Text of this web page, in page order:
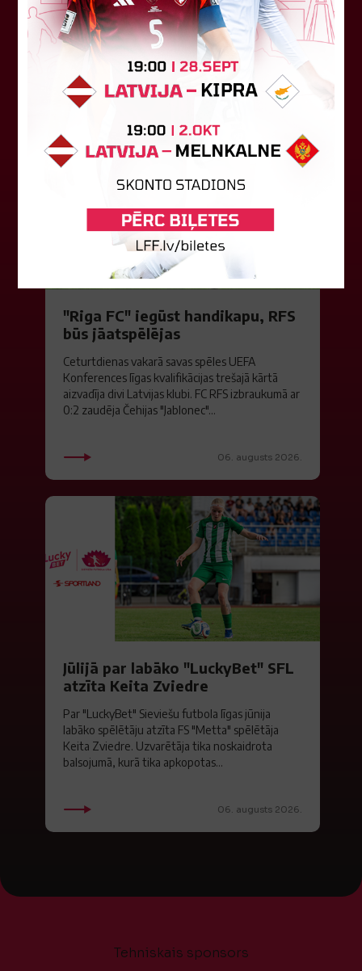
Nr. DK 26/-38 Rīgā, 2026. gada 6. augustā.
Piedalās:Komitejas locekļi: Jevgenija
Tverjanoviča-Bore, Raivis Grīnbergs...
07. augusts 2026.
"Riga FC" iegūst handikapu, RFS
būs jāatspēlējas
Ceturtdienas vakarā savas spēles UEFA
Konferences līgas kvalifikācijas trešajā kārtā
aizvadīja divi Latvijas klubi. FC RFS izbraukumā ar
0:2 zaudēja Čehijas "Jablonec"...
06. augusts 2026.
Jūlijā par labāko "LuckyBet" SFL
atzīta Keita Zviedre
Par "LuckyBet" Sieviešu futbola līgas jūnija
labāko spēlētāju atzīta FS "Metta" spēlētāja
Keita Zviedre. Uzvarētāja tika noskaidrota
balsojumā, kurā tika apkopotas...
06. augusts 2026.
Tehniskais sponsors